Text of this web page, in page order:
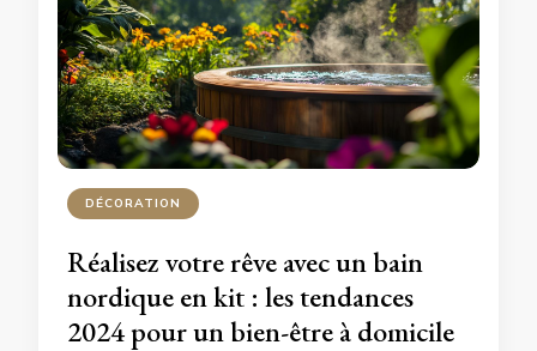
DÉCORATION
Réalisez votre rêve avec un bain
nordique en kit : les tendances
2024 pour un bien-être à domicile